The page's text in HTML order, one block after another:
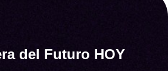
del Futuro HOY